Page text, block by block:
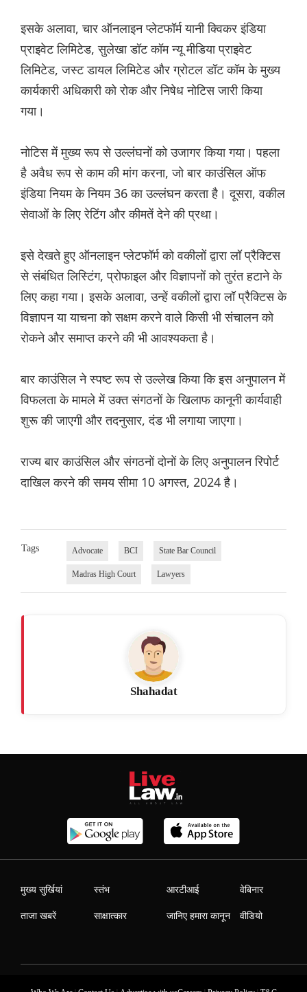
इसके अलावा, चार ऑनलाइन प्लेटफॉर्म यानी क्विकर इंडिया
प्राइवेट लिमिटेड, सुलेखा डॉट कॉम न्यू मीडिया प्राइवेट
लिमिटेड, जस्ट डायल लिमिटेड और ग्रोटल डॉट कॉम के मुख्य
कार्यकारी अधिकारी को रोक और निषेध नोटिस जारी किया
गया।
नोटिस में मुख्य रूप से उल्लंघनों को उजागर किया गया। पहला
है अवैध रूप से काम की मांग करना, जो बार काउंसिल ऑफ
इंडिया नियम के नियम 36 का उल्लंघन करता है। दूसरा, वकील
सेवाओं के लिए रेटिंग और कीमतें देने की प्रथा।
इसे देखते हुए ऑनलाइन प्लेटफॉर्म को वकीलों द्वारा लॉ प्रैक्टिस
से संबंधित लिस्टिंग, प्रोफाइल और विज्ञापनों को तुरंत हटाने के
लिए कहा गया। इसके अलावा, उन्हें वकीलों द्वारा लॉ प्रैक्टिस के
विज्ञापन या याचना को सक्षम करने वाले किसी भी संचालन को
रोकने और समाप्त करने की भी आवश्यकता है।
बार काउंसिल ने स्पष्ट रूप से उल्लेख किया कि इस अनुपालन में
विफलता के मामले में उक्त संगठनों के खिलाफ कानूनी कार्यवाही
शुरू की जाएगी और तदनुसार, दंड भी लगाया जाएगा।
राज्य बार काउंसिल और संगठनों दोनों के लिए अनुपालन रिपोर्ट
दाखिल करने की समय सीमा 10 अगस्त, 2024 है।
Tags Advocate BCI State Bar Council
Madras High Court Lawyers
Shahadat
मुख्य सुर्खियां
ताजा खबरें
स्तंभ
साक्षात्कार
आरटीआई
जानिए हमारा कानून
वेबिनार
वीडियो